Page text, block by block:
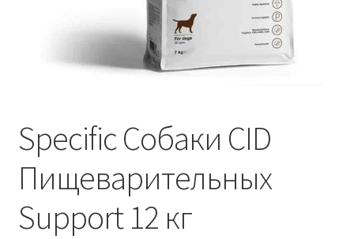
Партнерам
Specific Собаки CID
Пищеварительных
Support 12 кг